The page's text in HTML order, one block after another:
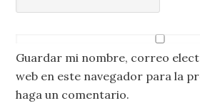
Guardar mi nombre, correo
web en este navegador para la
haga un comentario.